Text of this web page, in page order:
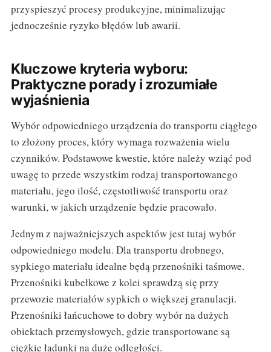
przyspieszyć procesy produkcyjne, minimalizując
jednocześnie ryzyko błędów lub awarii.
Kluczowe kryteria wyboru:
Praktyczne porady i zrozumiałe
wyjaśnienia
Wybór odpowiedniego urządzenia do transportu ciągłego
to złożony proces, który wymaga rozważenia wielu
czynników. Podstawowe kwestie, które należy wziąć pod
uwagę to przede wszystkim rodzaj transportowanego
materiału, jego ilość, częstotliwość transportu oraz
warunki, w jakich urządzenie będzie pracowało.
Jednym z najważniejszych aspektów jest tutaj wybór
odpowiedniego modelu. Dla transportu drobnego,
sypkiego materiału idealne będą przenośniki taśmowe.
Przenośniki kubełkowe z kolei sprawdzą się przy
przewozie materiałów sypkich o większej granulacji.
Przenośniki łańcuchowe to dobry wybór na dużych
obiektach przemysłowych, gdzie transportowane są
ciężkie ładunki na duże odległości.